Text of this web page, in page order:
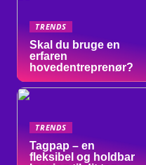
TRENDS
Skal du bruge en
erfaren
hovedentreprenør?
TRENDS
Tagpap – en
fleksibel og holdbar